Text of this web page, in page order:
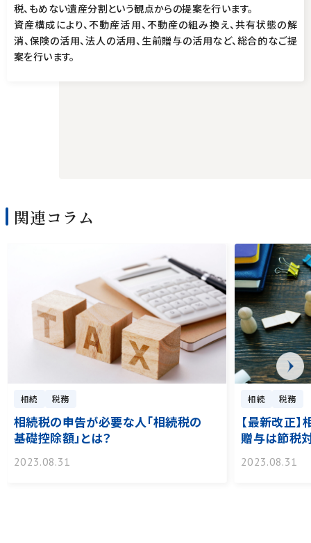
税、もめない遺産分割という観点からの提案を行います。
資産構成により、不動産活用、不動産の組み換え、共有状態の解
消、保険の活用、法人の活用、生前贈与の活用など、総合的なご提
案を行います。
関連コラム
相続 税務
相続税の申告が必要な人「相続税の
基礎控除額」とは？
2023.08.31
相続 税務
【最新改正
贈与は節税
2023.08.31